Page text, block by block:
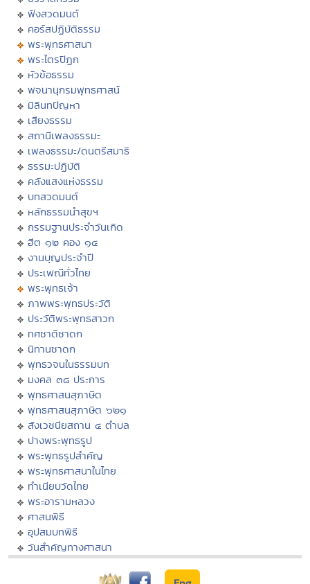
ฟังสวดมนต์
คอร์สปฏิบัติธรรม
พระพุทธศาสนา
พระไตรปิฏก
หัวข้อธรรม
พจนานุกรมพุทธศาสน์
มิลินทปัญหา
เสียงธรรม
สถานีเพลงธรรมะ
เพลงธรรมะ/ดนตรีสมาธิ
ธรรมะปฏิบัติ
คลังแสงแห่งธรรม
บทสวดมนต์
หลักธรรมนำสุขฯ
กรรมฐานประจำวันเกิด
ฮีต ๑๒ คอง ๑๔
งานบุญประจำปี
ประเพณีทั่วไทย
พระพุทธเจ้า
ภาพพระพุทธประวัติ
ประวัติพระพุทธสาวก
ทศชาติชาดก
นิทานชาดก
พุทธวจนในธรรมบท
มงคล ๓๘ ประการ
พุทธศาสนสุภาษิต
พุทธศาสนสุภาษิต ๖๒๑
สังเวชนียสถาน ๔ ตำบล
ปางพระพุทธรูป
พระพุทธรูปสำคัญ
พระพุทธศาสนาในไทย
ทำเนียบวัดไทย
พระอารามหลวง
ศาสนพิธี
อุปสมบทพิธี
วันสำคัญทางศาสนา